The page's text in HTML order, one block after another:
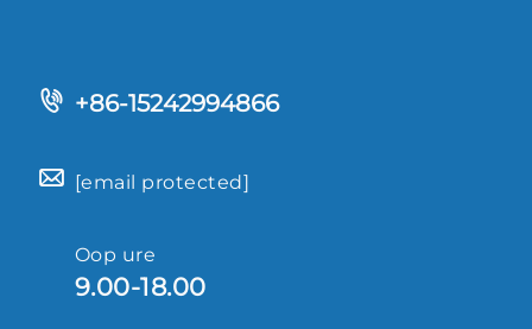
+86-15242994866
[email protected]
Oop ure
9.00-18.00